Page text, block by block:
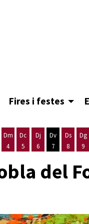
Fires i festes
Dm
4
Dc
5
Dj
6
Dv
7
Ds
8
Dg
9
del